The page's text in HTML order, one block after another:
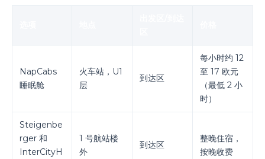
NapCabs
睡眠舱
火车站，U1
层
到达区
每小时约 12
至 17 欧元
（最低 2 小
时）
Steigenbe
rger 和
InterCityH
1 号航站楼
外
到达区
整晚住宿，
按晚收费